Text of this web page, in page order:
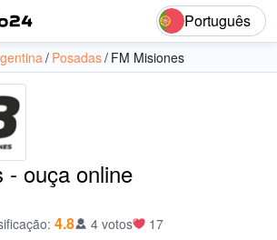
Português
Posadas FM Misiones
- ouça online
: 4.8 4 votos 17